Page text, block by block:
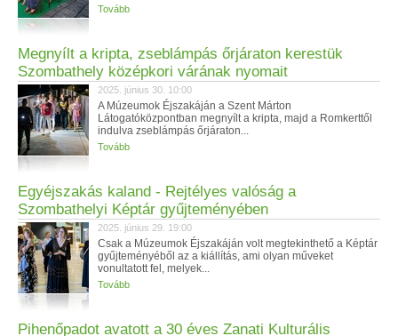
Tovább
Megnyílt a kripta, zseblámpás őrjáraton kerestük
Szombathely középkori várának nyomait
2025. június 30. 10:00
A Múzeumok Éjszakáján a Szent Márton
Látogatóközpontban megnyílt a kripta, majd a Romkerttől
indulva zseblámpás őrjáraton...
Tovább
Egyéjszakás kaland - Rejtélyes valóság a
Szombathelyi Képtár gyűjteményében
2025. június 29. 19:00
Csak a Múzeumok Éjszakáján volt megtekinthető a Képtár
gyűjteményéből az a kiállítás, ami olyan műveket
vonultatott fel, melyek...
Tovább
Pihenőpadot avatott a 30 éves Zanati Kulturális